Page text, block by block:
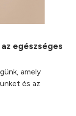
egészséges
amely
és az